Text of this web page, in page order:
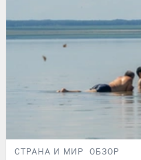
СТРАНА И МИР ОБЗОР